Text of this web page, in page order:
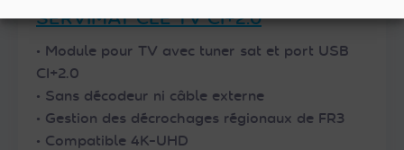
SERVIMAT CLE TV CI+2.0
• Module pour TV avec tuner sat et port USB
CI+2.0
• Sans décodeur ni câble externe
• Gestion des décrochages régionaux de FR3
• Compatible 4K-UHD